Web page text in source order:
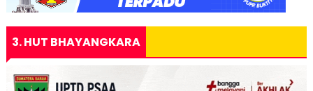
3. HUT BHAYANGKARA